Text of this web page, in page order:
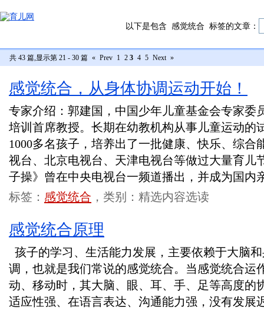
以下是包含 感觉统合 标签的文章：
共 43 篇,显示第 21 - 30 篇 « Prev 1 2 3 4 5 Next »
感觉统合，从身体协调运动开始！
专家介绍：郭建国，中国少年儿童基金会专家委
培训首席教授。长期在幼教机构从事儿童运动的
1000多名孩子，培养出了一批健康、快乐、综合
视台、北京电视台、天津电视台等做过大量育儿
子操》曾在中央电视台一频道播出，并成为国内
标签： 感觉统合 ，类别：精选内容选读
感觉统合原理
孩子的学习、生活能力发展，主要依赖于大脑
调，也就是我们常说的感觉统合。当感觉统合运
动、移动时，其大脑、眼、耳、手、足等高度的
适应性强、在语言表达、沟通能力强，没有发展